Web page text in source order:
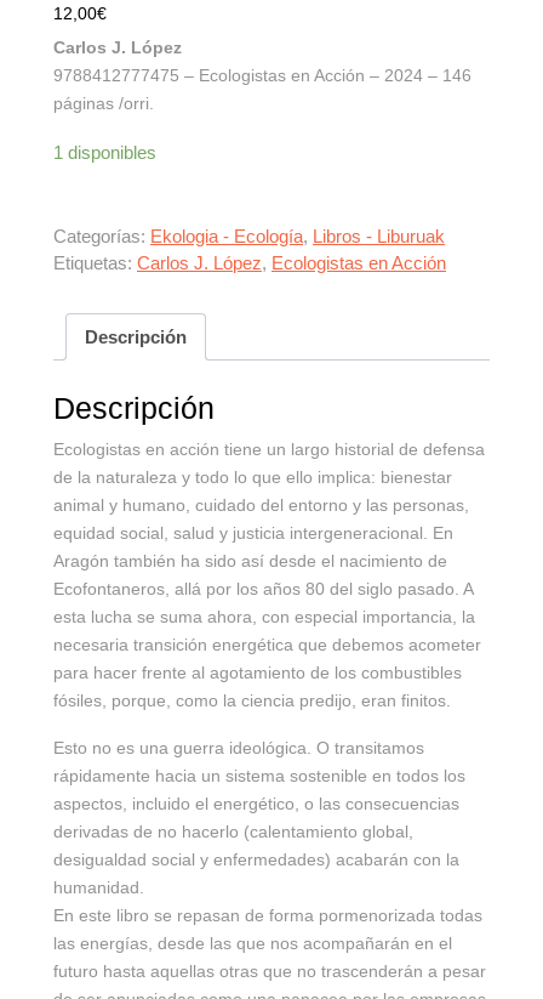
12,00€
Carlos J. López
9788412777475 – Ecologistas en Acción – 2024 – 146
páginas /orri.
1 disponibles
Categorías: Ekologia - Ecología, Libros - Liburuak
Etiquetas: Carlos J. López, Ecologistas en Acción
Descripción
Descripción
Ecologistas en acción tiene un largo historial de defensa
de la naturaleza y todo lo que ello implica: bienestar
animal y humano, cuidado del entorno y las personas,
equidad social, salud y justicia intergeneracional. En
Aragón también ha sido así desde el nacimiento de
Ecofontaneros, allá por los años 80 del siglo pasado. A
esta lucha se suma ahora, con especial importancia, la
necesaria transición energética que debemos acometer
para hacer frente al agotamiento de los combustibles
fósiles, porque, como la ciencia predijo, eran finitos.
Esto no es una guerra ideológica. O transitamos
rápidamente hacia un sistema sostenible en todos los
aspectos, incluido el energético, o las consecuencias
derivadas de no hacerlo (calentamiento global,
desigualdad social y enfermedades) acabarán con la
humanidad.
En este libro se repasan de forma pormenorizada todas
las energías, desde las que nos acompañarán en el
futuro hasta aquellas otras que no trascenderán a pesar